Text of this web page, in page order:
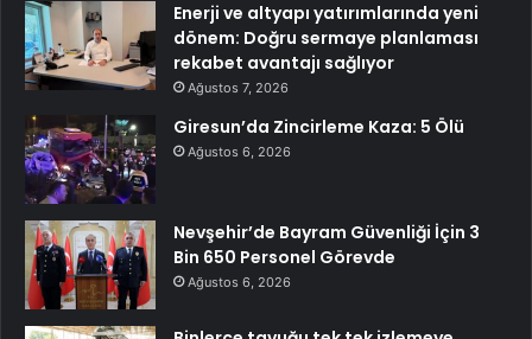
Enerji ve altyapı yatırımlarında yeni
dönem: Doğru sermaye planlaması
rekabet avantajı sağlıyor
Ağustos 7, 2026
Giresun’da Zincirleme Kaza: 5 Ölü
Ağustos 6, 2026
Nevşehir’de Bayram Güvenliği İçin 3
Bin 650 Personel Görevde
Ağustos 6, 2026